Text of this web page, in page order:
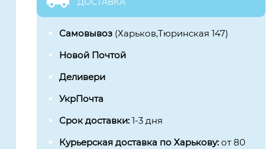
Самовывоз (Харьков,Тюринская 147)
Новой Почтой
Деливери
УкрПочта
Срок доставки:1-3 дня
Курьерская доставка по Харькову:от 80